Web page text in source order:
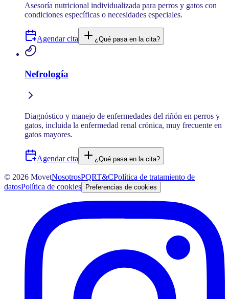
Asesoría nutricional individualizada para perros y gatos con
condiciones específicas o necesidades especiales.
Agendar cita ¿Qué pasa en la cita?
Nefrología
Diagnóstico y manejo de enfermedades del riñón en perros y
gatos, incluida la enfermedad renal crónica, muy frecuente en
gatos mayores.
Agendar cita ¿Qué pasa en la cita?
© 2026 MovetNosotrosPQRT&CPolítica de tratamiento de
datosPolítica de cookies Preferencias de cookies